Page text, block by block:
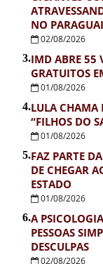
NO PARAGUAI
02/08/2026
3.IMD ABRE 55
GRATUITOS
01/08/2026
4.LULA CHAMA
“FILHOS DO
01/08/2026
5.FAZ PARTE
DE CHEGAR
ESTADO
01/08/2026
6.A
PESSOAS
DESCULPAS
02/08/2026